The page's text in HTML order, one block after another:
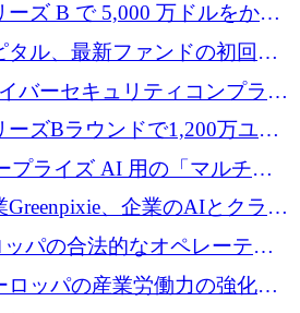
ーズ B で 5,000 万ドルをかけ
陸法用の法律 AI を構築
タル、最新ファンドの初回ク
を確保
バーセキュリティコンプライ
ォームのために140万ユーロ
ーズBラウンドで1,200万ユー
プライズ AI 用の「マルチプ
ーティング システムを構築
で 4,000 万ドルを調達
、企業のAIとクラウ
駄を削減するために470万ポ
パの合法的なオペレーティ
構築するために 750 万ユーロ
ロッパの産業労働力の強化に